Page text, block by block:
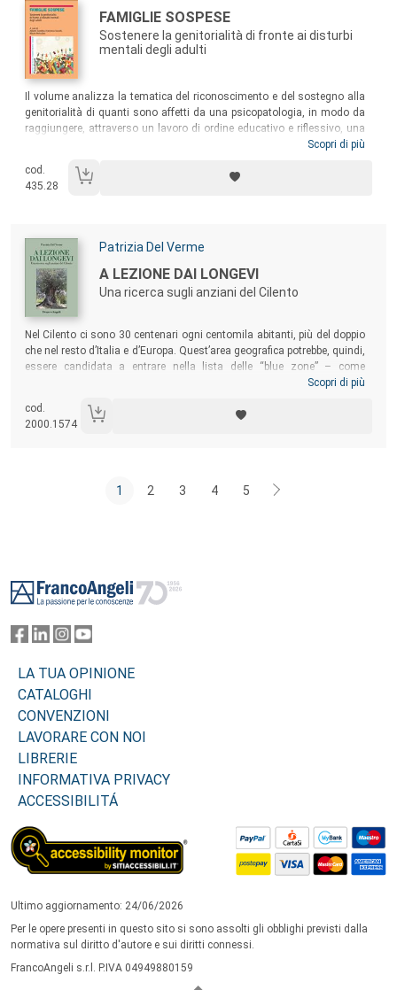
Autori:
Titolo:
FAMIGLIE SOSPESE
Sostenere la genitorialità di fronte ai disturbi
mentali degli adulti
Sommario:
Il volume analizza la tematica del riconoscimento e del sostegno alla
genitorialità di quanti sono affetti da una psicopatologia, in modo da
raggiungere, attraverso un lavoro di ordine educativo e riflessivo, una
finalità preventiva e protettiva rispetto alla trasmissione di una
esperti nazionali e internazionali ̶ con puntuali riferimenti a modelli
preventivi fondati su evidenze scientifiche ̶ e offre una diversa
Scopri di più
cod.
435.28
Autori:
Patrizia Del Verme
Titolo:
A LEZIONE DAI LONGEVI
Una ricerca sugli anziani del Cilento
Sommario:
Nel Cilento ci sono 30 centenari ogni centomila abitanti, più del doppio
che nel resto d’Italia e d’Europa. Quest’area geografica potrebbe, quindi,
essere candidata a entrare nella lista delle “blue zone” – come
l’Ogliastra in Sardegna o l’isola di Icaria in Grecia – dove si vive più a
indagato le ragioni che possono spiegare la presenza nel Cilento di
una così alta percentuale di longevi.
Scopri di più
cod.
2000.1574
1 2 3 4 5
LA TUA OPINIONE
CATALOGHI
CONVENZIONI
LAVORARE CON NOI
LIBRERIE
INFORMATIVA PRIVACY
ACCESSIBILITÁ
Ultimo aggiornamento: 24/06/2026
Per le opere presenti in questo sito si sono assolti gli obblighi previsti dalla
normativa sul diritto d'autore e sui diritti connessi.
FrancoAngeli s.r.l. P.IVA 04949880159